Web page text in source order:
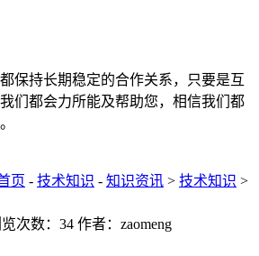
保持长期稳定的合作关系，只要是互
们都会力所能及帮助您，相信我们都
页 - 技术知识 - 知识资讯 > 技术知识 >
次数：34 作者：zaomeng